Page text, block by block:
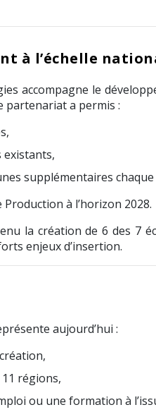
à l’échelle
accompagne le
partenariat a permis :
existants,
supplémentaires chaque
Production à l’horizon 2028.
la création de 6 des 7
enjeux d’insertion.
aujourd’hui :
régions,
ou une formation à